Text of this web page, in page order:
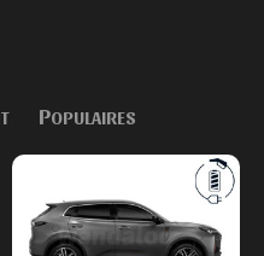
POPULAIRES